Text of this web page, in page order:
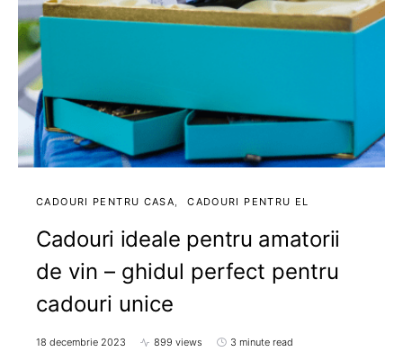
CADOURI PENTRU CASA CADOURI PENTRU EL
Cadouri ideale pentru amatorii
de vin – ghidul perfect pentru
cadouri unice
18 decembrie 2023 899 views 3 minute read